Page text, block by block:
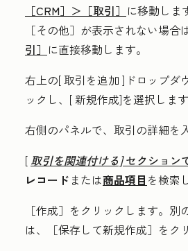
［CRM］＞ ［取引］ に移動しま
［その他］が表示されない場合は
引］ に直接移動します。
右上の[取引を追加 ]ドロップダ
ックし、[新規作成]を選択します
右側のパネルで、取引の詳細を
[ 取引を関連付ける]セクション
レコード または商品項目 を検索
［作成］ をクリックします。別
は、［保存して新規作成］ をク